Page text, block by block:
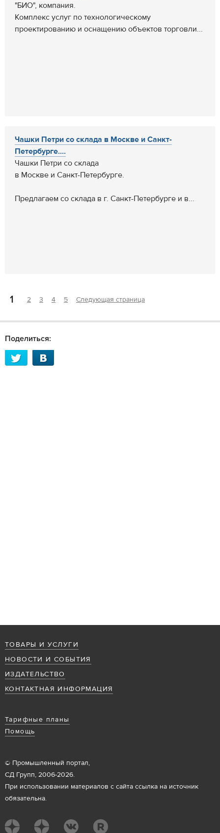
"БИО", компания.
Комплекс услуг по технологическому
проектированию и оснащению объектов торговли...
Чашки Петри со склада в Москве и Санкт-
Петербурге....
Чашки Петри со склада
в Москве и Санкт-Петербурге.
Предлагаем со склада в г. Санкт-Петербурге и в...
1 2 3 4 5 Следующая страница
Поделиться:
ТОВАРЫ И УСЛУГИ
НОВОСТИ И СОБЫТИЯ
ИЗДАТЕЛЬСТВО
КОНТАКТНАЯ ИНФОРМАЦИЯ
Тарифные планы
Помощь
© Промышленный портал,
СД Групп, 2006-2026.
При использовании материалов с сайта ссылка на источник
обязательна.